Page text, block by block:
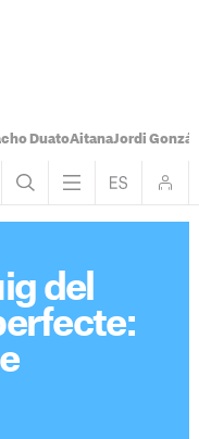
DuatoAitanaJordi
del